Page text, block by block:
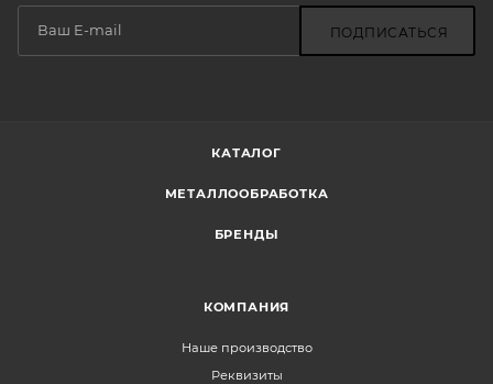
ПОДПИСАТЬСЯ
КАТАЛОГ
МЕТАЛЛООБРАБОТКА
БРЕНДЫ
КОМПАНИЯ
Наше производство
Реквизиты